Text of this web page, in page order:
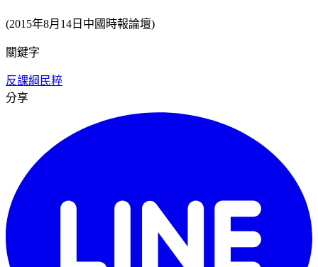
(2015年8月14日中國時報論壇)
關鍵字
反課綱 民粹
分享